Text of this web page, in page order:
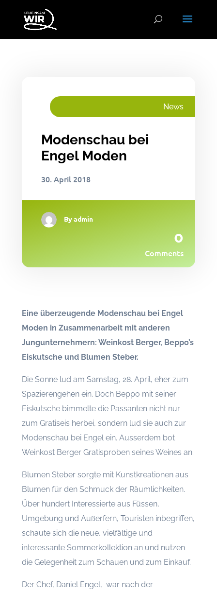
News
Modenschau bei
Engel Moden
30. April 2018
Byadmin
0
Comments
Eine überzeugende Modenschau bei Engel
Moden in Zusammenarbeit mit anderen
Jungunternehmern: Weinkost Berger, Beppo’s
Eiskutsche und Blumen Steber.
Die Sonne lud am Samstag, 28. April, eher zum
Spazierengehen ein. Doch Beppo mit seiner
Eiskutsche bimmelte die Passanten nicht nur
zum Gratiseis herbei, sondern lud sie auch zur
Modenschau bei Engel ein. Ausserdem bot
Weinkost Berger Gratisproben seines Weines an.
Blumen Steber sorgte mit Kunstkreationen aus
Blumen für den Schmuck der Räumlichkeiten.
Über hundert Interessierte aus Füssen,
Umgebung und Außerfern, Touristen inbegriffen,
schaute sich die neue, vielfältige und
interessante Sommerkollektion an und nutzen
die Gelegenheit zum Schauen und zum Einkauf.
Der Chef, Daniel Engel, war nach der